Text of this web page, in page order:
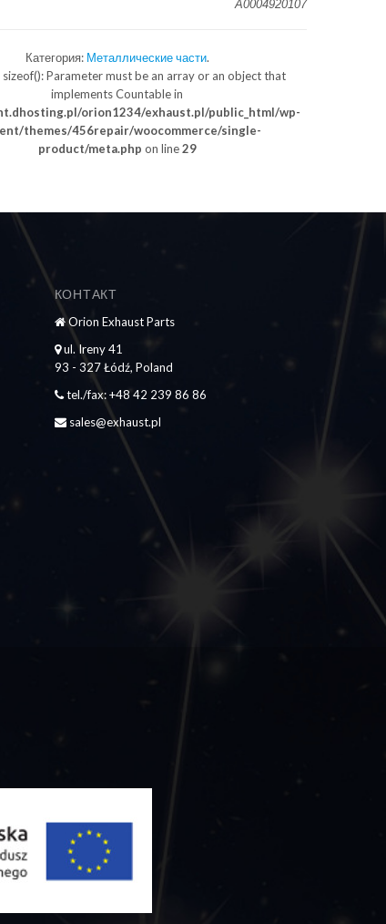
A0004920107
Категория: Металлические части.
sizeof(): Parameter must be an array or an object that
implements Countable in
orion1234/exhaust.pl/public_html/wp-
themes/456repair/woocommerce/single-
product/meta.php on line29
КОНТАКТ
Orion Exhaust Parts
ul. Ireny 41
93 - 327 Łódź, Poland
tel./fax: +48 42 239 86 86
sales@exhaust.pl